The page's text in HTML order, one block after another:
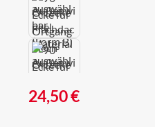
Regulärer Preis:
24,50 €